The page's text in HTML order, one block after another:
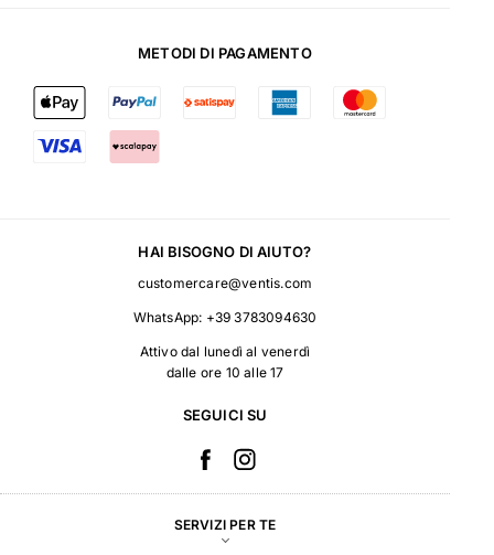
METODI DI PAGAMENTO
HAI BISOGNO DI AIUTO?
customercare@ventis.com
WhatsApp: +39 3783094630
Attivo dal lunedì al venerdì
dalle ore 10 alle 17
SEGUICI SU
SERVIZI PER TE